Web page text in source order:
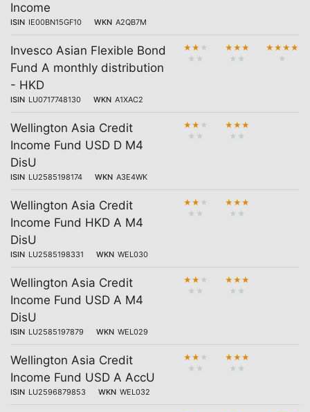
Income
ISIN IE00BN15GF10 WKN A2QB7M
Invesco Asian Flexible Bond
Fund A monthly distribution
- HKD
ISIN LU0717748130 WKN A1XAC2
★ ★ ★
★ ★
★ ★ ★
★ ★
★ ★ ★ ★
★
Wellington Asia Credit
Income Fund USD D M4
DisU
ISIN LU2585198174 WKN A3E4WK
★ ★ ★
★ ★
★ ★ ★
★ ★
Wellington Asia Credit
Income Fund HKD A M4
DisU
ISIN LU2585198331 WKN WEL030
★ ★ ★
★ ★
★ ★ ★
★ ★
Wellington Asia Credit
Income Fund USD A M4
DisU
ISIN LU2585197879 WKN WEL029
★ ★ ★
★ ★
★ ★ ★
★ ★
Wellington Asia Credit
Income Fund USD A AccU
ISIN LU2596879853 WKN WEL032
★ ★ ★
★ ★
★ ★ ★
★ ★